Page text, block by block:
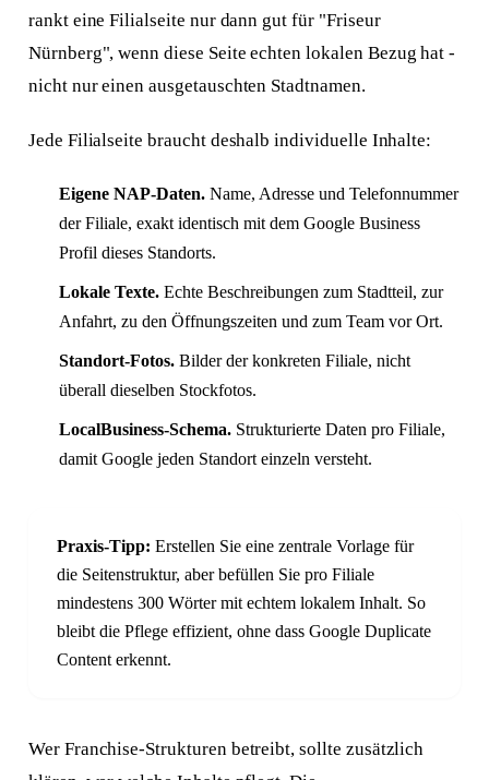
rankt eine Filialseite nur dann gut für "Friseur
Nürnberg", wenn diese Seite echten lokalen Bezug hat -
nicht nur einen ausgetauschten Stadtnamen.
Jede Filialseite braucht deshalb individuelle Inhalte:
Eigene NAP-Daten.Name, Adresse und Telefonnummer
der Filiale, exakt identisch mit dem Google Business
Profil dieses Standorts.
Lokale Texte.Echte Beschreibungen zum Stadtteil, zur
Anfahrt, zu den Öffnungszeiten und zum Team vor Ort.
Standort-Fotos.Bilder der konkreten Filiale, nicht
überall dieselben Stockfotos.
LocalBusiness-Schema.Strukturierte Daten pro Filiale,
damit Google jeden Standort einzeln versteht.
Praxis-Tipp: Erstellen Sie eine zentrale Vorlage für
die Seitenstruktur, aber befüllen Sie pro Filiale
mindestens 300 Wörter mit echtem lokalem Inhalt. So
bleibt die Pflege effizient, ohne dass Google Duplicate
Content erkennt.
Wer Franchise-Strukturen betreibt, sollte zusätzlich